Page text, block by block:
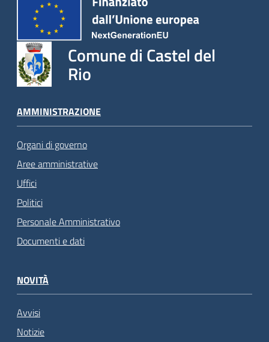
Comune di Castel del
Rio
AMMINISTRAZIONE
Organi di governo
Aree amministrative
Uffici
Politici
Personale Amministrativo
Documenti e dati
NOVITÀ
Avvisi
Notizie